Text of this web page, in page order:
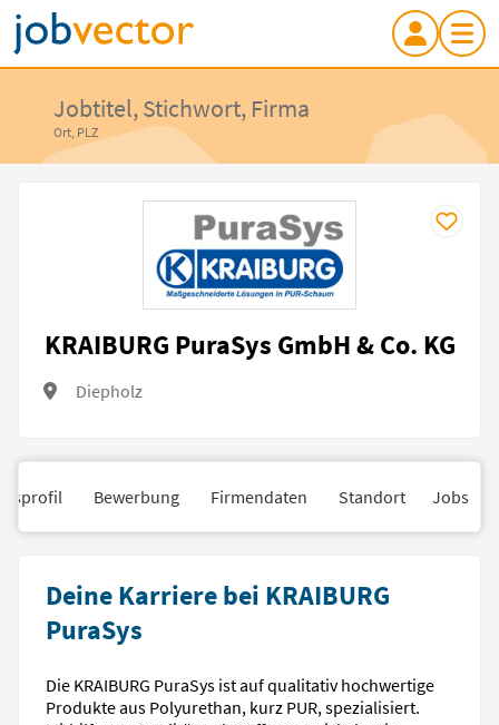
Jobtitel, Stichwort, Firma
Ort, PLZ
KRAIBURG PuraSys GmbH & Co. KG
Diepholz
Bewerbung Firmendaten Standort Jobs
Deine Karriere bei KRAIBURG
PuraSys
Die KRAIBURG PuraSys ist auf qualitativ hochwertige
Produkte aus Polyurethan, kurz PUR, spezialisiert.